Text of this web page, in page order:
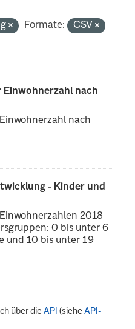
Formate: CSV
Einwohnerzahl nach
nach
- Kinder und
2018
0 bis unter 6
und 10 bis unter 19
über dieAPI (sieheAPI-